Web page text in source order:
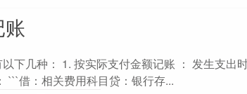
下几种： 1. 按实际支付金额记账 ： 发生支出
```借：相关费用科目贷：银行存...